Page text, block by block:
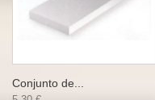
Conjunto de...